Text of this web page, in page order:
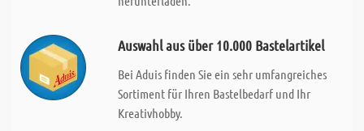
Auswahl aus über 10.000 Bastelartikel
Bei Aduis finden Sie ein sehr umfangreiches
Sortiment für Ihren Bastelbedarf und Ihr
Kreativhobby.